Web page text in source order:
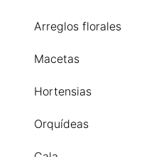
Arreglos florales
Macetas
Hortensias
Orquídeas